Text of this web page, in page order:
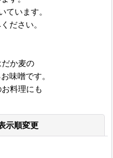
ています。
ださい。
か麦の
味噌です。
料理にも
示順変更